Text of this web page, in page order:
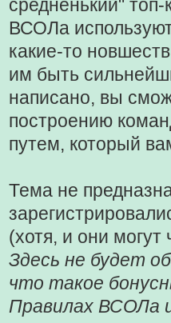
средненький"
ВСОЛа
какие-то
им быть
написано, вы
построению
путем, который
Тема не
(хотя, и они могут
Здесь не будет
что такое
Правилах ВСОЛа